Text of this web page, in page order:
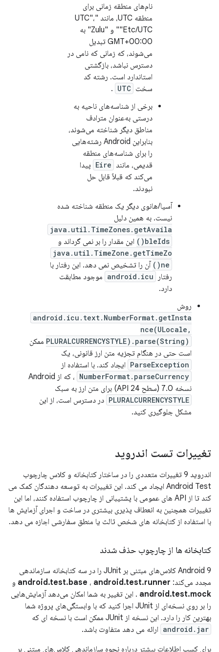
نام‌های منطقه زمانی برای
منطقه UTC، مانند "UTC"،
"Etc/UTC" و "Zulu" به
GMT+00:00 تبدیل
می‌شوند، که زمانی که نامی در
دسترس نباشد، بازگشتی
استاندارد است. رشته کد
سخت UTC
.
برخی از شناسه‌های ناحیه به
درستی به‌عنوان مترادف
مناطق دیگر شناخته می‌شوند،
بنابراین Android رشته‌هایی
را برای شناسه‌های منطقه
قدیمی، مانند Eire پیدا
می‌کند که قبلاً قابل حل
نبودند.
آسیا/هانوی دیگر یک منطقه شناخته شده
نیست. به همین دلیل
java.util.TimeZones.getAvaila
bleIds()
این مقدار را بر نمی گرداند و
java.util.TimeZone.getTimeZo
ne()
آن را تشخیص نمی دهد. این رفتار با
رفتار
android.icu موجود مطابقت
دارد.
روش
android.icu.text.NumberFormat.getInsta
nce(ULocale,
PLURALCURRENCYSTYLE).parse(String) ممکن
است حتی در هنگام تجزیه متن ارز قانونی، یک
ParseException ایجاد کند. با استفاده از
NumberFormat.parseCurrency
، که از Android
نسخه 7.0 (سطح API 24) برای متن ارز به سبک
PLURALCURRENCYSTYLE در دسترس است، از این
مشکل جلوگیری کنید.
تغییرات تست اندروید
اندروید 9 تغییرات متعددی را در ساختار کتابخانه و کلاس چارچوب
Android Test ایجاد می کند. این تغییرات به توسعه دهندگان کمک می
کند تا از API های عمومی با پشتیبانی از چارچوب استفاده کنند، اما این
تغییرات همچنین به انعطاف پذیری بیشتری در ساخت و اجرای آزمایش ها
با استفاده از کتابخانه های شخص ثالث یا منطق سفارشی اجازه می دهد.
کتابخانه ها از چارچوب حذف شدند
Android 9 کلاس‌های مبتنی بر JUnit را در سه کتابخانه سازماندهی
مجدد می‌کند:
android.test.base ، android.test.runner
و
android.test.mock . این تغییر به شما امکان می‌دهد آزمایش‌هایی
را بر روی نسخه‌ای از JUnit اجرا کنید که با وابستگی‌های پروژه شما
بهترین کار را دارد. این نسخه از JUnit ممکن است با نسخه ای که
android.jar ارائه می دهد متفاوت باشد.
برای کسب اطلاعات بیشتر درباره نحوه سازماندهی کلاس‌های مبتنی بر